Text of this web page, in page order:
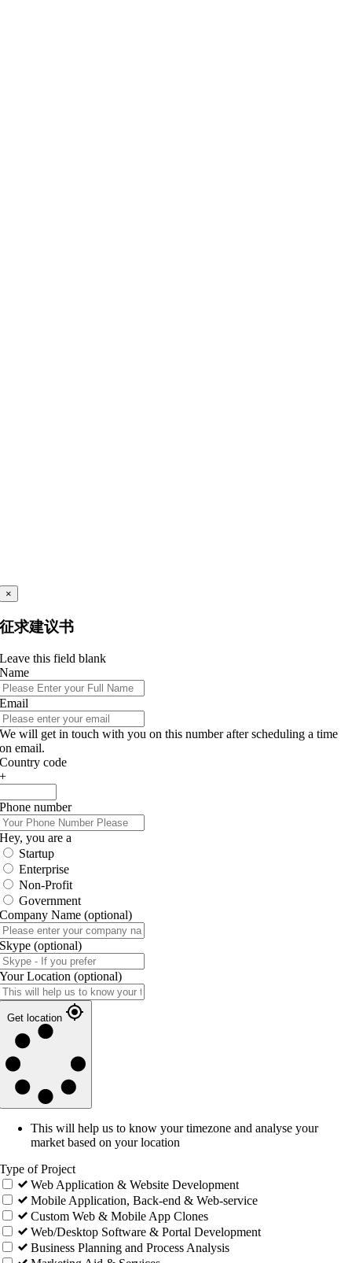
×
征求建议书
Leave this field blank
Name
Email
We will get in touch with you on this number after scheduling a time
on email.
Country code
+
Phone number
Hey, you are a
Startup
Enterprise
Non-Profit
Government
Company Name (optional)
Skype (optional)
Your Location (optional)
Get location
This will help us to know your timezone and analyse your
market based on your location
Type of Project
Web Application & Website Development
Mobile Application, Back-end & Web-service
Custom Web & Mobile App Clones
Web/Desktop Software & Portal Development
Business Planning and Process Analysis